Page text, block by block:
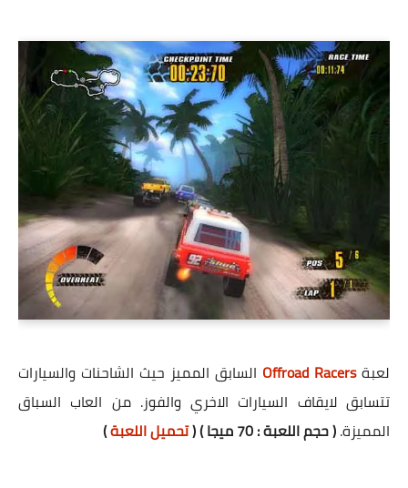
لعبةOffroad Racers السابق المميز حيث الشاحنات والسيارات
تتسابق لايقاف السيارات الاخري والفوز. من العاب السباق
المميزة.( حجم اللعبة : 70 ميجا ) ( تحميل اللعبة)